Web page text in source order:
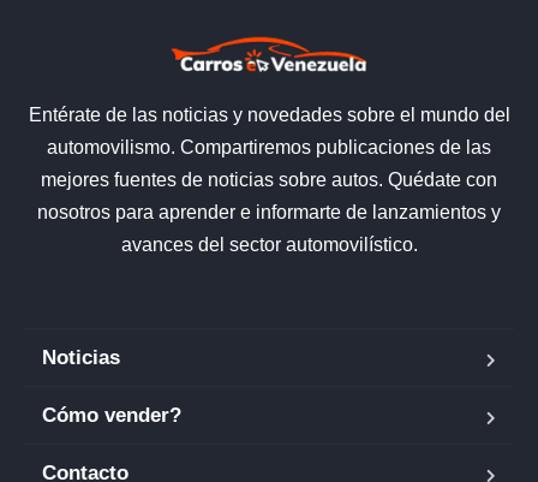
Entérate de las noticias y novedades sobre el mundo del
automovilismo. Compartiremos publicaciones de las
mejores fuentes de noticias sobre autos. Quédate con
nosotros para aprender e informarte de lanzamientos y
avances del sector automovilístico.
Noticias
Cómo vender?
Contacto